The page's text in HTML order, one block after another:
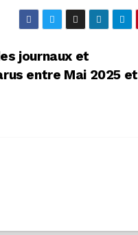
journaux et
entre Mai 2025 et